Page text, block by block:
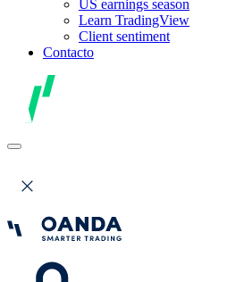
US earnings season
Learn TradingView
Client sentiment
Contacto